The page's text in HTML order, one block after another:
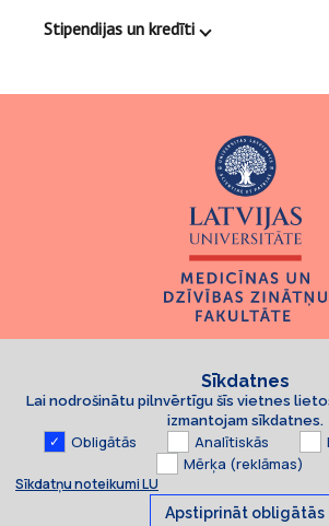
Stipendijas un kredīti
Sīkdatnes
Lai nodrošinātu pilnvērtīgu šīs vietnes
izmantojam sīkdatnes.
Obligātās Analītiskās
Mērķa (reklāmas)
Sīkdatņu noteikumi LU
Apstiprināt obligātās